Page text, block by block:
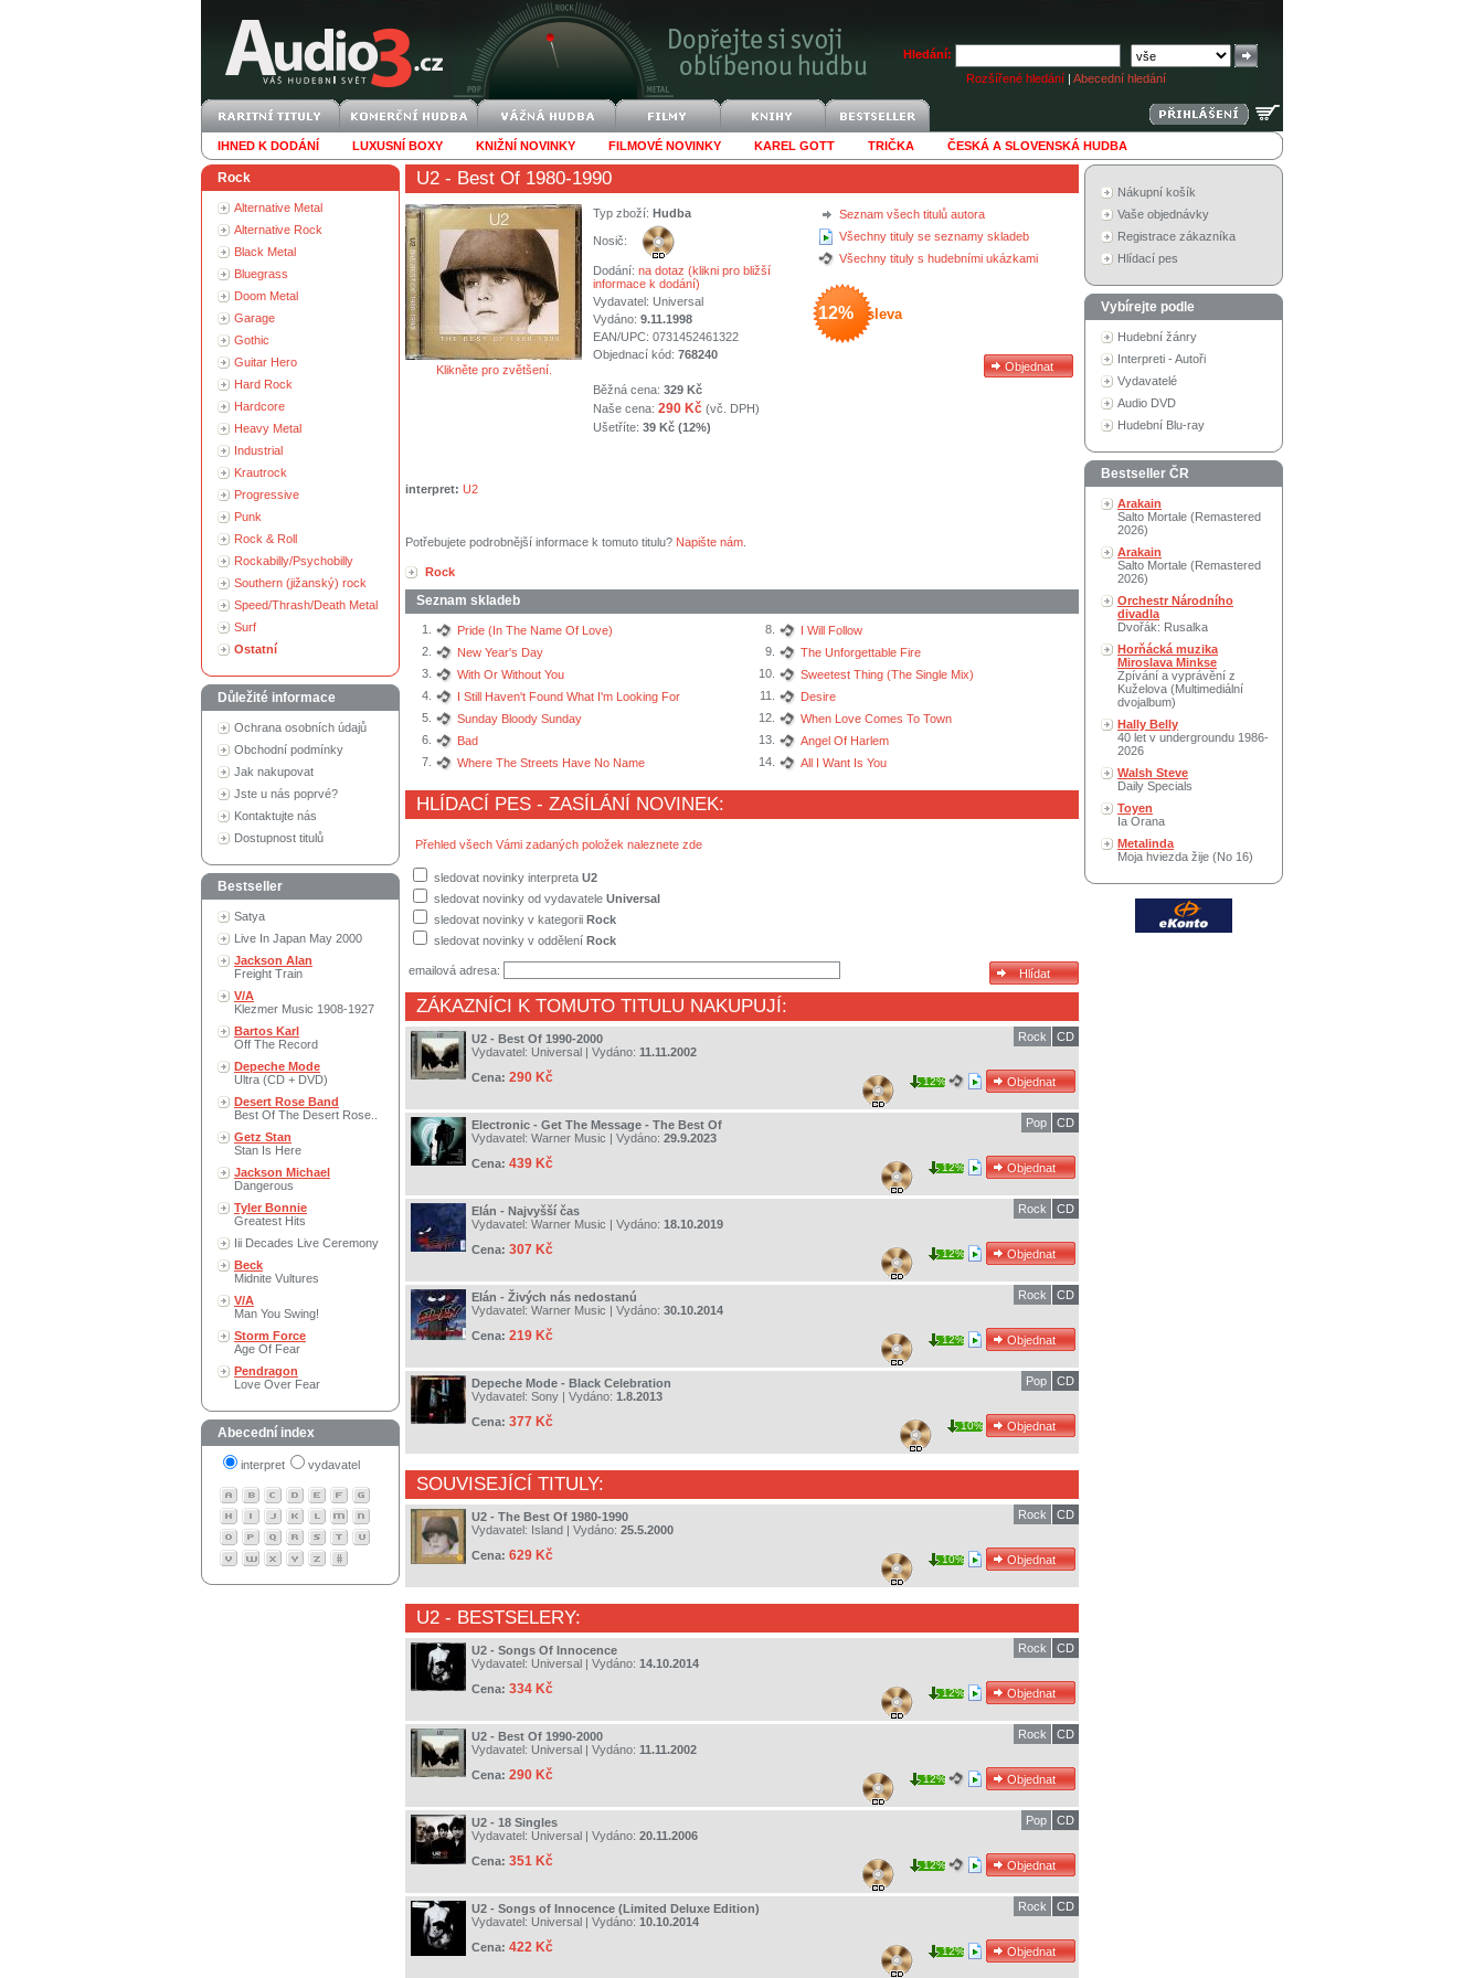
Hledání:
Rozšířené hledání | Abecední hledání
IHNED K DODÁNÍ LUXUSNÍ BOXY KNIŽNÍ NOVINKY FILMOVÉ NOVINKY KAREL GOTT TRIČKA ČESKÁ A SLOVENSKÁ HUDBA
Rock
Alternative Metal
Alternative Rock
Black Metal
Bluegrass
Doom Metal
Garage
Gothic
Guitar Hero
Hard Rock
Hardcore
Heavy Metal
Industrial
Krautrock
Progressive
Punk
Rock & Roll
Rockabilly/Psychobilly
Southern (jižanský) rock
Speed/Thrash/Death Metal
Surf
Ostatní
Důležité informace
Ochrana osobních údajů
Obchodní podmínky
Jak nakupovat
Jste u nás poprvé?
Kontaktujte nás
Dostupnost titulů
Bestseller
Satya
Live In Japan May 2000
Jackson Alan
Freight Train
V/A
Klezmer Music 1908-1927
Bartos Karl
Off The Record
Depeche Mode
Ultra (CD + DVD)
Desert Rose Band
Best Of The Desert Rose..
Getz Stan
Stan Is Here
Jackson Michael
Dangerous
Tyler Bonnie
Greatest Hits
Iii Decades Live Ceremony
Beck
Midnite Vultures
V/A
Man You Swing!
Storm Force
Age Of Fear
Pendragon
Love Over Fear
Abecední index
interpret vydavatel
U2 - Best Of 1980-1990
Klikněte pro zvětšení.
Seznam všech titulů autora
Všechny tituly se seznamy skladeb
Všechny tituly s hudebními ukázkami
12% sleva
Typ zboží: Hudba
Nosič:
Dodání: na dotaz (klikni pro bližší
informace k dodání)
Vydavatel: Universal
Vydáno: 9.11.1998
EAN/UPC: 0731452461322
Objednací kód: 768240
Běžná cena: 329 Kč
Naše cena: 290 Kč (vč. DPH)
Ušetříte: 39 Kč (12%)
interpret: U2
Potřebujete podrobnější informace k tomuto titulu? Napište nám
Rock
Seznam skladeb
1.
Pride (In The Name Of Love)
2.
New Year's Day
3.
With Or Without You
4.
I Still Haven't Found What I'm Looking For
5.
Sunday Bloody Sunday
6.
Bad
7.
Where The Streets Have No Name
8.
I Will Follow
9.
The Unforgettable Fire
10.
Sweetest Thing (The Single Mix)
11.
Desire
12.
When Love Comes To Town
13.
Angel Of Harlem
14.
All I Want Is You
HLÍDACÍ PES - ZASÍLÁNÍ NOVINEK:
Přehled všech Vámi zadaných položek naleznete zde
sledovat novinky interpreta U2
sledovat novinky od vydavatele Universal
sledovat novinky v kategorii Rock
sledovat novinky v oddělení Rock
emailová adresa:
ZÁKAZNÍCI K TOMUTO TITULU NAKUPUJÍ:
U2 - Best Of 1990-2000
Vydavatel: Universal | Vydáno: 11.11.2002
Cena: 290 Kč
CD
Rock
12%
Electronic - Get The Message - The Best Of
Vydavatel: Warner Music | Vydáno: 29.9.2023
Cena: 439 Kč
CD
Pop
12%
Elán - Najvyšší čas
Vydavatel: Warner Music | Vydáno: 18.10.2019
Cena: 307 Kč
CD
Rock
12%
Elán - Živých nás nedostanú
Vydavatel: Warner Music | Vydáno: 30.10.2014
Cena: 219 Kč
CD
Rock
12%
Depeche Mode - Black Celebration
Vydavatel: Sony | Vydáno: 1.8.2013
Cena: 377 Kč
CD
Pop
10%
SOUVISEJÍCÍ TITULY:
U2 - The Best Of 1980-1990
Vydavatel: Island | Vydáno: 25.5.2000
Cena: 629 Kč
CD
Rock
10%
U2 - BESTSELERY:
U2 - Songs Of Innocence
Vydavatel: Universal | Vydáno: 14.10.2014
Cena: 334 Kč
CD
Rock
12%
U2 - Best Of 1990-2000
Vydavatel: Universal | Vydáno: 11.11.2002
Cena: 290 Kč
CD
Rock
12%
U2 - 18 Singles
Vydavatel: Universal | Vydáno: 20.11.2006
Cena: 351 Kč
CD
Pop
12%
U2 - Songs of Innocence (Limited Deluxe Edition)
Vydavatel: Universal | Vydáno: 10.10.2014
Cena: 422 Kč
CD
Rock
12%
Nákupní košík
Vaše objednávky
Registrace zákazníka
Hlídací pes
Vybírejte podle
Hudební žánry
Interpreti - Autoři
Vydavatelé
Audio DVD
Hudební Blu-ray
Bestseller ČR
Arakain
Salto Mortale (Remastered
2026)
Arakain
Salto Mortale (Remastered
2026)
Orchestr Národního
divadla
Dvořák: Rusalka
Horňácká muzika
Miroslava Minkse
Zpívání a vyprávění z
Kuželova (Multimediální
dvojalbum)
Hally Belly
40 let v undergroundu 1986-
2026
Walsh Steve
Daily Specials
Toyen
Ia Orana
Metalinda
Moja hviezda žije (No 16)